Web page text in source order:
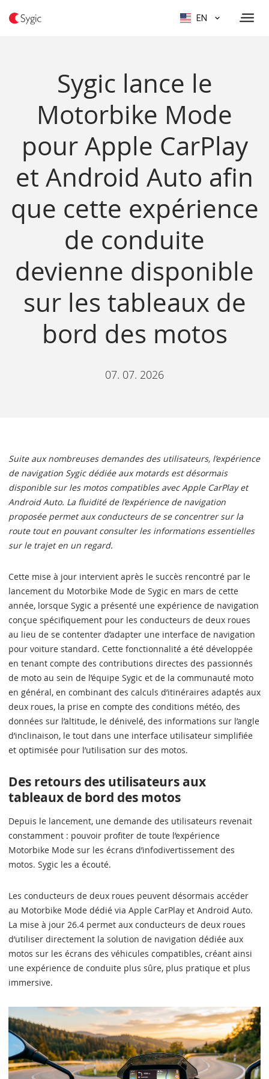
EN
Sygic lance le
Motorbike Mode
pour Apple CarPlay
et Android Auto afin
que cette expérience
de conduite
devienne disponible
sur les tableaux de
bord des motos
07. 07. 2026
Suite aux nombreuses demandes des utilisateurs, l’expérience
de navigation Sygic dédiée aux motards est désormais
disponible sur les motos compatibles avec Apple CarPlay et
Android Auto. La fluidité de l’expérience de navigation
proposée permet aux conducteurs de se concentrer sur la
route tout en pouvant consulter les informations essentielles
sur le trajet en un regard.
Cette mise à jour intervient après le succès rencontré par le
lancement du Motorbike Mode de Sygic en mars de cette
année, lorsque Sygic a présenté une expérience de navigation
conçue spécifiquement pour les conducteurs de deux roues
au lieu de se contenter d’adapter une interface de navigation
pour voiture standard. Cette fonctionnalité a été développée
en tenant compte des contributions directes des passionnés
de moto au sein de l’équipe Sygic et de la communauté moto
en général, en combinant des calculs d’itinéraires adaptés aux
deux roues, la prise en compte des conditions météo, des
données sur l’altitude, le dénivelé, des informations sur l’angle
d’inclinaison, le tout dans une interface utilisateur simplifiée
et optimisée pour l’utilisation sur des motos.
Des retours des utilisateurs aux
tableaux de bord des motos
Depuis le lancement, une demande des utilisateurs revenait
constamment : pouvoir profiter de toute l’expérience
Motorbike Mode sur les écrans d’infodivertissement des
motos. Sygic les a écouté.
Les conducteurs de deux roues peuvent désormais accéder
au Motorbike Mode dédié via Apple CarPlay et Android Auto.
La mise à jour 26.4 permet aux conducteurs de deux roues
d’utiliser directement la solution de navigation dédiée aux
motos sur les écrans des véhicules compatibles, créant ainsi
une expérience de conduite plus sûre, plus pratique et plus
immersive.